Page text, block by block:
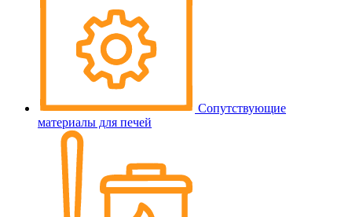
Сопутствующие
материалы для печей